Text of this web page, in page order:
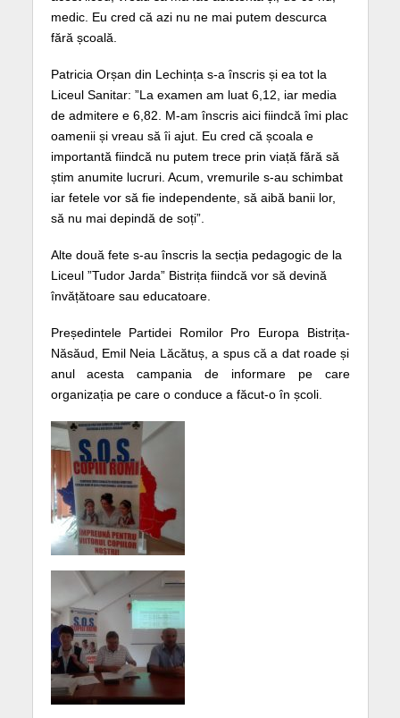
medic. Eu cred că azi nu ne mai putem descurca
fără școală.
Patricia Orșan din Lechința s-a înscris și ea tot la
Liceul Sanitar: ”La examen am luat 6,12, iar media
de admitere e 6,82. M-am înscris aici fiindcă îmi plac
oamenii și vreau să îi ajut. Eu cred că școala e
importantă fiindcă nu putem trece prin viață fără să
știm anumite lucruri. Acum, vremurile s-au schimbat
iar fetele vor să fie independente, să aibă banii lor,
să nu mai depindă de soți”.
Alte două fete s-au înscris la secția pedagogic de la
Liceul ”Tudor Jarda” Bistrița fiindcă vor să devină
învățătoare sau educatoare.
Președintele Partidei Romilor Pro Europa Bistrița-
Năsăud, Emil Neia Lăcătuș, a spus că a dat roade și
anul acesta campania de informare pe care
organizația pe care o conduce a făcut-o în școli.